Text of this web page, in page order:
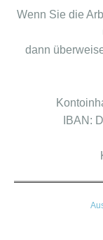
Wenn Sie die
dann
IBAN: